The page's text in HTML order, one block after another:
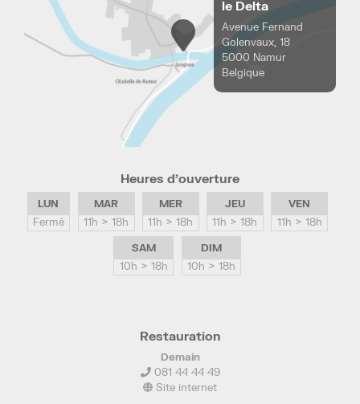
le Delta
Avenue Fernand
Golenvaux, 18
5000 Namur
Belgique
Heures d’ouverture
LUN
Fermé
MAR
11h > 18h
MER
11h > 18h
JEU
11h > 18h
VEN
11h > 18h
SAM
10h > 18h
DIM
10h > 18h
Restauration
Demain
081 44 44 49
Site internet